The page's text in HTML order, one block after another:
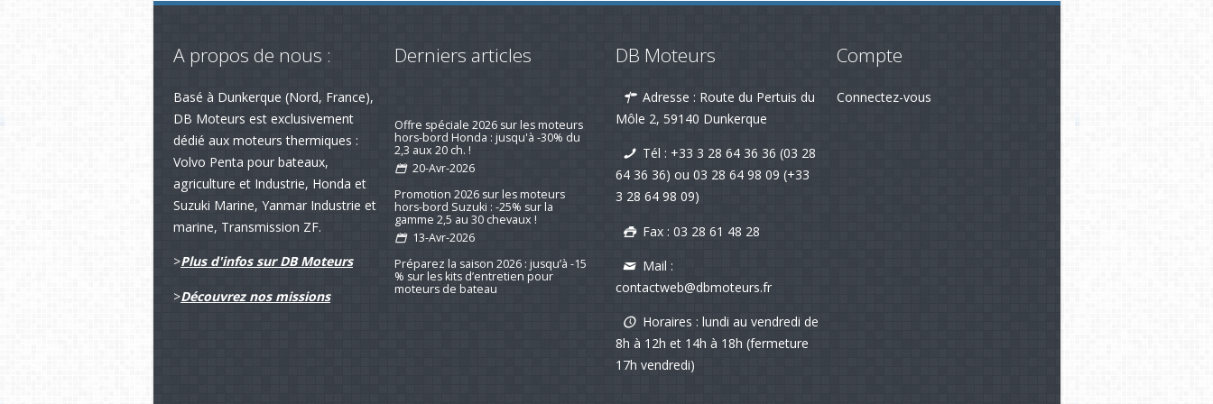
A propos de nous :
Basé à Dunkerque (Nord, France),
DB Moteurs est exclusivement
dédié aux moteurs thermiques :
Volvo Penta pour bateaux,
agriculture et Industrie, Honda et
Suzuki Marine, Yanmar Industrie et
marine, Transmission ZF.
>Plus d'infos sur DB Moteurs
>Découvrez nos missions
Derniers articles
19-nov-2025
Offre spéciale 2026 sur les moteurs
2,3 aux 20 ch. !
20-Avr-2026
Promotion 2026 sur les moteurs
gamme 2,5 au 30 chevaux !
13-Avr-2026
DB Moteurs
Adresse : Route du Pertuis du
Môle 2, 59140 Dunkerque
Tél : +33 3 28 64 36 36 (03 28
64 36 36) ou 03 28 64 98 09 (+33
3 28 64 98 09)
Fax : 03 28 61 48 28
Mail :
contactweb@dbmoteurs.fr
Horaires : lundi au vendredi de
8h à 12h et 14h à 18h (fermeture
17h vendredi)
Compte
Connectez-vous